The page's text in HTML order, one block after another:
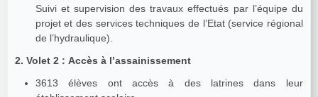
Suivi et supervision des travaux effectués par l’équipe du
projet et des services techniques de l’Etat (service régional
de l’hydraulique).
2. Volet 2 : Accès à l’assainissement
3613 élèves ont accès à des latrines dans leur